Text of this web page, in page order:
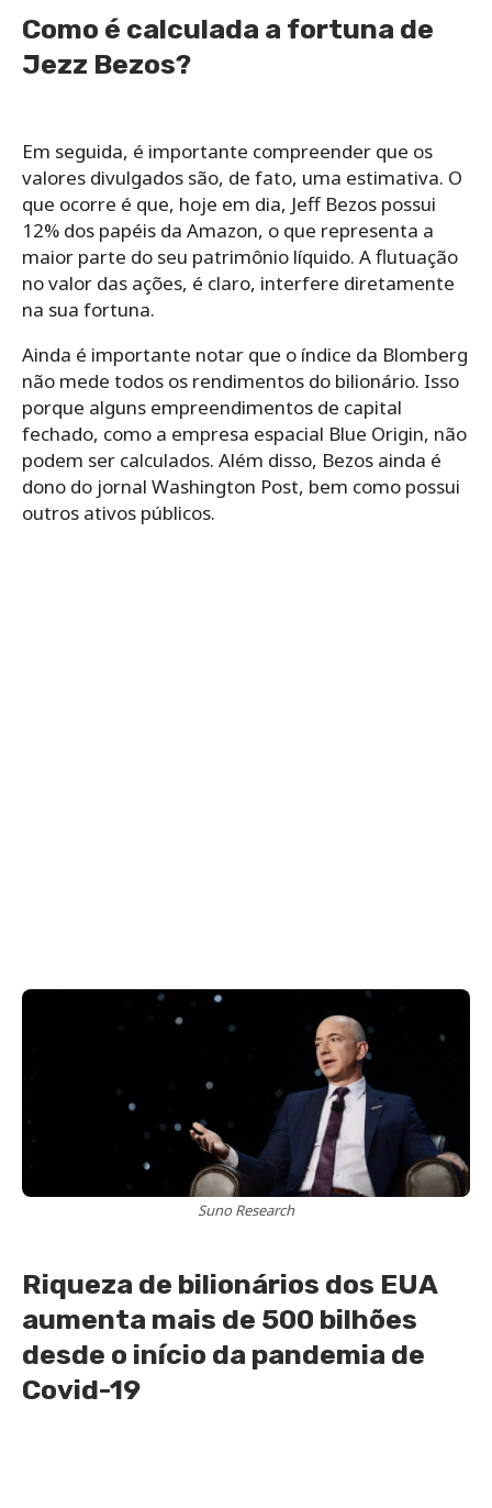
Como é calculada a fortuna de
Jezz Bezos?
Em seguida, é importante compreender que os
valores divulgados são, de fato, uma estimativa. O
que ocorre é que, hoje em dia, Jeff Bezos possui
12% dos papéis da Amazon, o que representa a
maior parte do seu patrimônio líquido. A flutuação
no valor das ações, é claro, interfere diretamente
na sua fortuna.
Ainda é importante notar que o índice da Blomberg
não mede todos os rendimentos do bilionário. Isso
porque alguns empreendimentos de capital
fechado, como a empresa espacial Blue Origin, não
podem ser calculados. Além disso, Bezos ainda é
dono do jornal Washington Post, bem como possui
outros ativos públicos.
Suno Research
Riqueza de bilionários dos EUA
aumenta mais de 500 bilhões
desde o início da pandemia de
Covid-19